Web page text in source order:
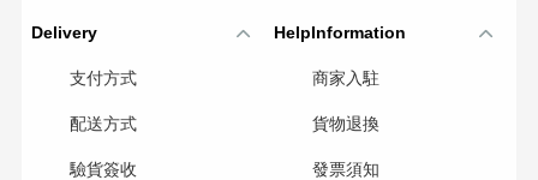
Delivery
支付方式
配送方式
驗貨簽收
HelpInformation
商家入駐
貨物退換
發票須知